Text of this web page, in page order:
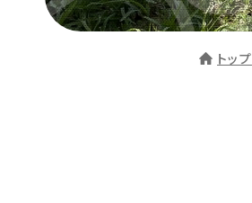
トップ